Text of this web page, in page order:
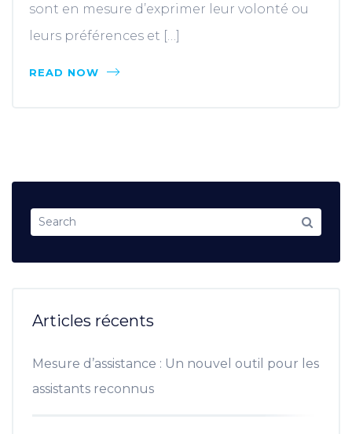
sont en mesure d’exprimer leur volonté ou
leurs préférences et […]
READ NOW
Articles récents
Mesure d’assistance : Un nouvel outil pour les
assistants reconnus